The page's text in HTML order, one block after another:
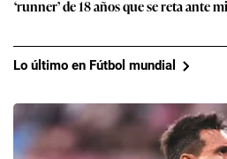
‘runner’ de 18 años que se reta ante
Lo último en Fútbol mundial